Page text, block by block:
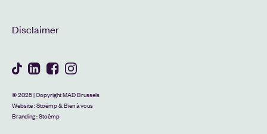
Disclaimer
© 2025 | Copyright MAD Brussels
Website :Stoëmp&Bien à vous
Branding :Stoëmp